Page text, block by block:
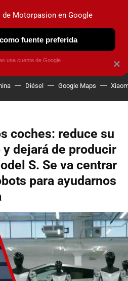
OBSERVATORIO
Diésel Google Maps
coches: reduce su
dejará de producir
S. Se va centrar
para ayudarnos
×
de Motorpasion en Google
fuente preferida
una cuenta de Google